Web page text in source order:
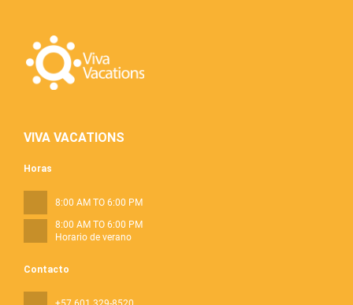
VIVA VACATIONS
Contacto
Horas
8:00 AM TO 6:00 PM
8:00 AM TO 6:00 PM
Horario de verano